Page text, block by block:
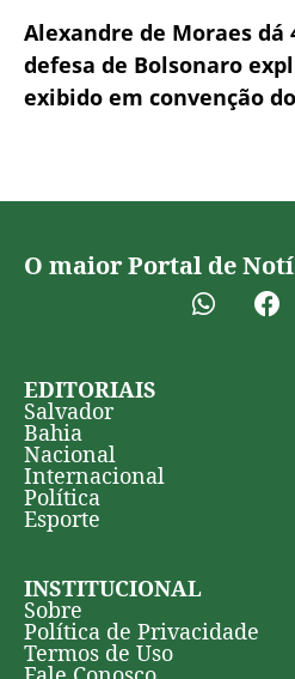
Alexandre de Moraes dá
defesa de Bolsonaro
exibido em convenção
O maior Portal de
EDITORIAIS
Salvador
Bahia
Nacional
Internacional
Política
Esporte
INSTITUCIONAL
Sobre
Política de Privacidade
Termos de Uso